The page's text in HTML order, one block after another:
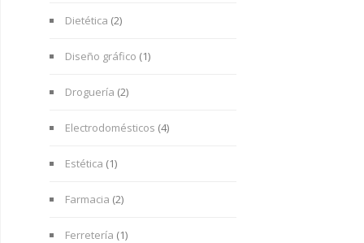
Dietética (2)
Diseño gráfico (1)
Droguería (2)
Electrodomésticos (4)
Estética (1)
Farmacia (2)
Ferretería (1)